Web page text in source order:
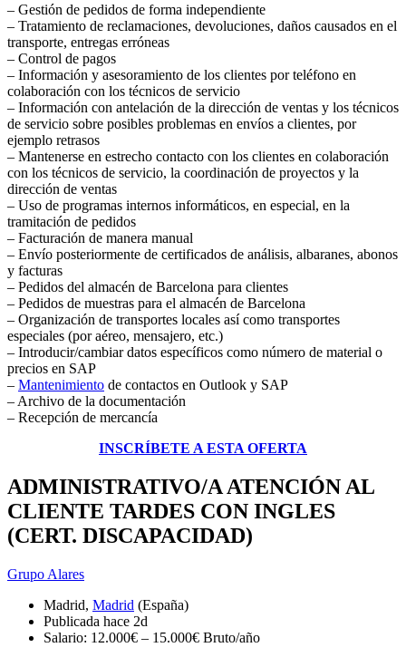
– Gestión de pedidos de forma independiente
– Tratamiento de reclamaciones, devoluciones, daños causados en el
transporte, entregas erróneas
– Control de pagos
– Información y asesoramiento de los clientes por teléfono en
colaboración con los técnicos de servicio
– Información con antelación de la dirección de ventas y los técnicos
de servicio sobre posibles problemas en envíos a clientes, por
ejemplo retrasos
– Mantenerse en estrecho contacto con los clientes en colaboración
con los técnicos de servicio, la coordinación de proyectos y la
dirección de ventas
– Uso de programas internos informáticos, en especial, en la
tramitación de pedidos
– Facturación de manera manual
– Envío posteriormente de certificados de análisis, albaranes, abonos
y facturas
– Pedidos del almacén de Barcelona para clientes
– Pedidos de muestras para el almacén de Barcelona
– Organización de transportes locales así como transportes
especiales (por aéreo, mensajero, etc.)
– Introducir/cambiar datos específicos como número de material o
precios en SAP
– Mantenimiento de contactos en Outlook y SAP
– Archivo de la documentación
– Recepción de mercancía
INSCRÍBETE A ESTA OFERTA
ADMINISTRATIVO/A ATENCIÓN AL
CLIENTE TARDES CON INGLES
(CERT. DISCAPACIDAD)
Grupo Alares
Madrid, Madrid (España)
Publicada hace 2d
Salario: 12.000€ – 15.000€ Bruto/año